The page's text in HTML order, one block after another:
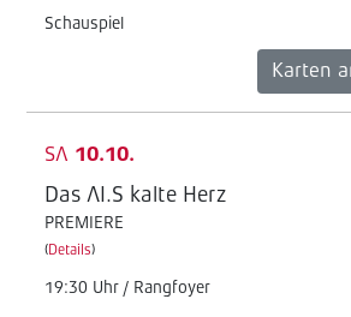
Schauspiel
Karten
SA 10.10.
Das AI.S kalte Herz
PREMIERE
(Details)
19:30 Uhr / Rangfoyer